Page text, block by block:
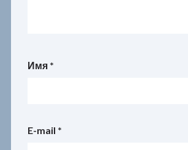
Имя *
E-mail *